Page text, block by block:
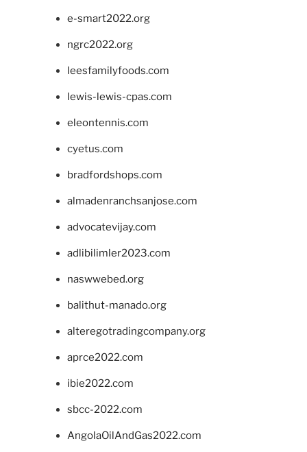
e-smart2022.org
ngrc2022.org
leesfamilyfoods.com
lewis-lewis-cpas.com
eleontennis.com
cyetus.com
bradfordshops.com
almadenranchsanjose.com
advocatevijay.com
adlibilimler2023.com
naswwebed.org
balithut-manado.org
alteregotradingcompany.org
aprce2022.com
ibie2022.com
sbcc-2022.com
AngolaOilAndGas2022.com